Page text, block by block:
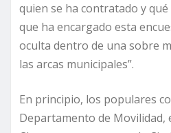
quien se ha contratado y
que ha encargado esta
oculta dentro de una sobre
las arcas municipales”.
En principio, los populares
Departamento de Movilidad,